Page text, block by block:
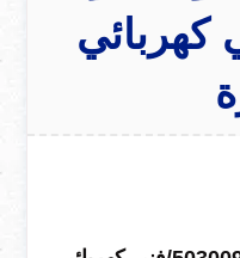
فني كهربائي